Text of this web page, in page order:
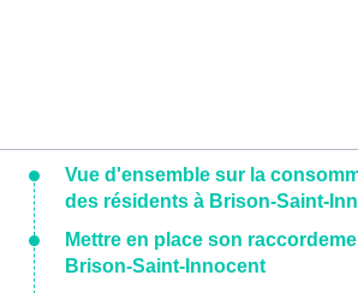
Vue d'ensemble sur la
des résidents à Brison-Saint-
Mettre en place son
Brison-Saint-Innocent